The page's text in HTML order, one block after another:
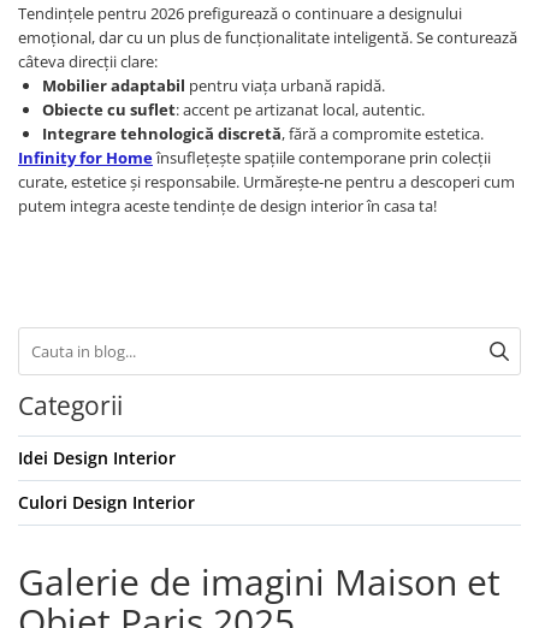
Tendințele pentru 2026 prefigurează o continuare a designului
emoțional, dar cu un plus de funcționalitate inteligentă. Se conturează
câteva direcții clare:
Mobilier adaptabil pentru viața urbană rapidă.
Obiecte cu suflet: accent pe artizanat local, autentic.
Integrare tehnologică discretă, fără a compromite estetica.
Infinity for Homeînsuflețește spațiile contemporane prin colecții
curate, estetice și responsabile. Urmărește-ne pentru a descoperi cum
putem integra aceste tendințe de design interior în casa ta!
Categorii
Idei Design Interior
Culori Design Interior
Galerie de imagini Maison et